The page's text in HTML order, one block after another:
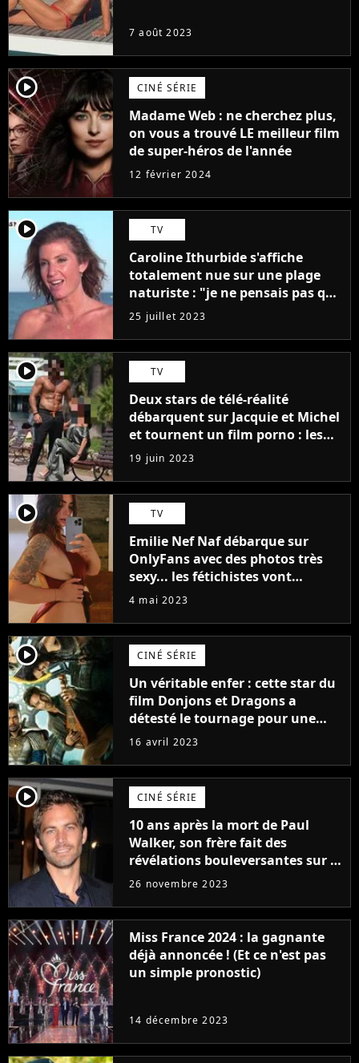
7 août 2023
player2 CINÉ SÉRIE
Madame Web : ne cherchez plus,
on vous a trouvé LE meilleur film
de super-héros de l'année
12 février 2024
player2 TV
Caroline Ithurbide s'affiche
totalement nue sur une plage
naturiste : "je ne pensais pas que
j'arriverais à le faire..."
25 juillet 2023
player2 TV
Deux stars de télé-réalité
débarquent sur Jacquie et Michel
et tournent un film porno : les
premières images du tournage
(exclu)
19 juin 2023
player2 TV
Emilie Nef Naf débarque sur
OnlyFans avec des photos très
sexy... les fétichistes vont
prendre leur pied !
4 mai 2023
player2 CINÉ SÉRIE
Un véritable enfer : cette star du
film Donjons et Dragons a
détesté le tournage pour une
raison très spéciale
16 avril 2023
player2 CINÉ SÉRIE
10 ans après la mort de Paul
Walker, son frère fait des
révélations bouleversantes sur la
réaction des acteurs de Fast and
26 novembre 2023
Miss France 2024 : la gagnante
déjà annoncée ! (Et ce n'est pas
un simple pronostic)
14 décembre 2023